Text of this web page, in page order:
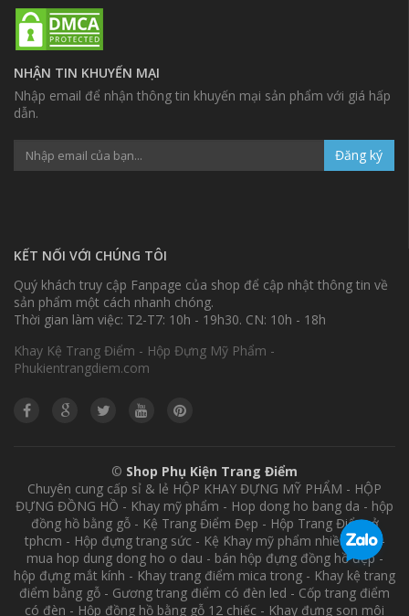
NHẬN TIN KHUYẾN MẠI
Nhập email để nhận thông tin khuyến mại sản phẩm với giá hấp
dẫn.
Đăng ký
KẾT NỐI VỚI CHÚNG TÔI
Quý khách truy cập Fanpage của shop để cập nhật thông tin về
sản phẩm một cách nhanh chóng.
Thời gian làm việc: T2-T7: 10h - 19h30. CN: 10h - 18h
Khay Kệ Trang Điểm - Hộp Đựng Mỹ Phẩm -
Phukientrangdiem.com
© Shop Phụ Kiện Trang Điểm
Chuyên cung cấp sỉ & lẻ HỘP KHAY ĐỰNG MỸ PHẨM - HỘP
ĐỰNG ĐỒNG HỒ - Khay mỹ phẩm - Hop dong ho bang da - hộp
đồng hồ bằng gỗ - Kệ Trang Điểm Đẹp - Hộp Trang Điểm ở
tphcm - Hộp đựng trang sức - Kệ Khay mỹ phẩm nhiều tầng -
mua hop dung dong ho o dau - bán hộp đựng đồng hồ đẹp -
hộp đựng mắt kính - Khay trang điểm mica trong - Khay kệ trang
điểm bằng gỗ - Gương trang điểm có đèn led - Cốp trang điểm
có đèn - Hộp đồng hồ bằng gỗ 12 chiếc - Khay đựng son môi